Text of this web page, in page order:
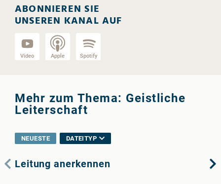
ABONNIEREN SIE
UNSEREN KANAL AUF
Video Apple Spotify
Mehr zum Thema: Geistliche
Leiterschaft
NEUESTE DATEITYP
Leitung anerkennen